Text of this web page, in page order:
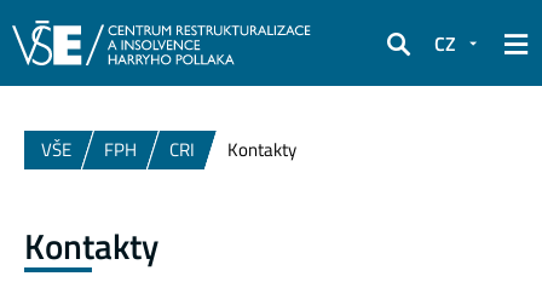
Hledat
CZ
VŠE FPH CRI Kontakty
Kontakty